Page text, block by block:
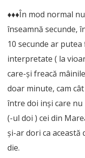
♦♦♦În mod normal
înseamnă secunde,
10 secunde ar
interpretate ( la
care-şi freacă
doar minute, cam
între doi inşi care nu
(-ul doi ) cei din
şi-ar dori ca această
die.